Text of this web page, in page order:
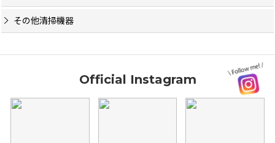
その他清掃機器
Official Instagram